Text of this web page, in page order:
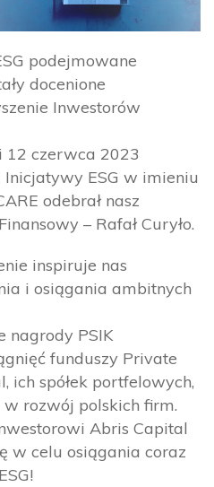
podejmowane
docenione
Inwestorów
12 czerwca 2023
ESG w imieniu
odebrał nasz
– Rafał Curyło.
inspiruje nas
i osiągania ambitnych
nagrody PSIK
funduszy Private
ich spółek portfelowych,
rozwój polskich firm.
Abris Capital
w celu osiągania coraz